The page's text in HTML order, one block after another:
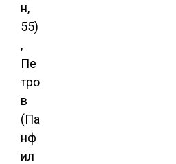
н,
55)
,
Пе
тро
в
(Па
нф
ил